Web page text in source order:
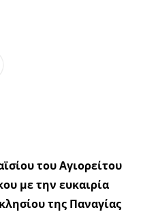
του Αγιορείτου
με την ευκαιρία
της Παναγίας